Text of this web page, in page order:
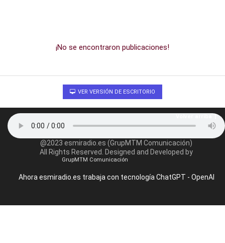
¡No se encontraron publicaciones!
VER VERSIÓN DE ESCRITORIO
@2023 esmiradio.es (GrupMTM Comunicación)
All Rights Reserved. Designed and Developed by
GrupMTM Comunicación
Ahora esmiradio.es trabaja con tecnología ChatGPT - OpenAI